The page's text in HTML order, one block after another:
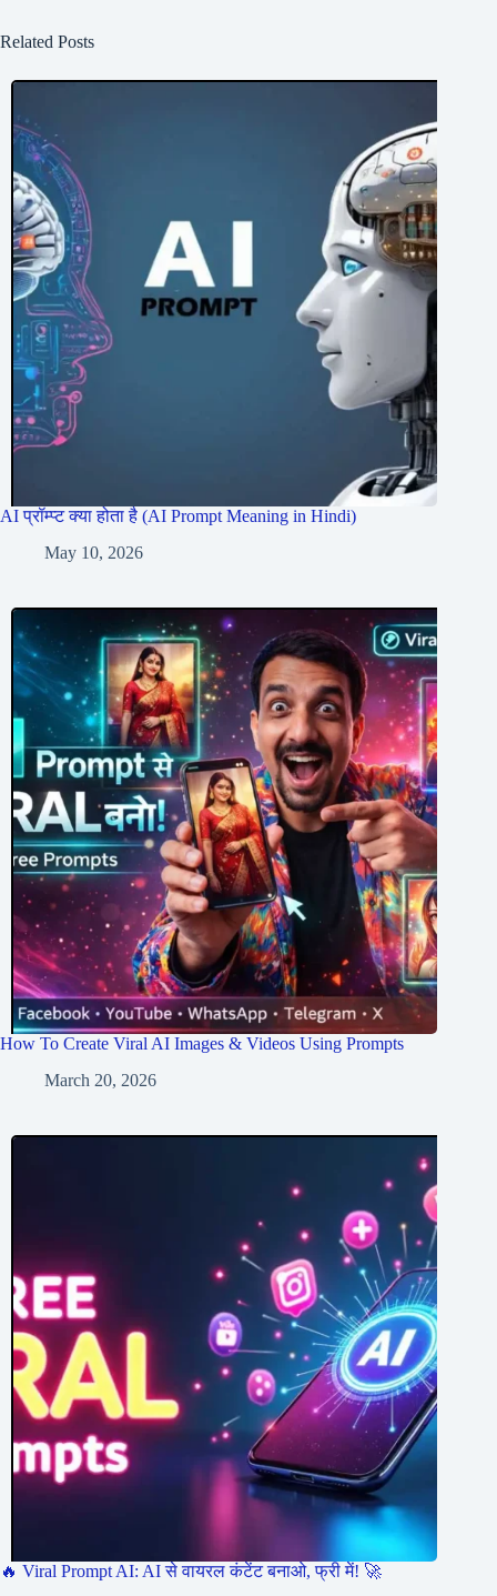
Related Posts
AI प्रॉम्प्ट क्या होता है (AI Prompt Meaning in Hindi)
May 10, 2026
How To Create Viral AI Images & Videos Using Prompts
March 20, 2026
🔥 Viral Prompt AI: AI से वायरल कंटेंट बनाओ, फ्री में! 🚀